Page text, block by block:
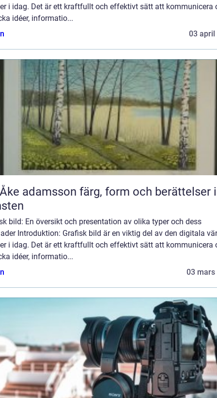
i idag. Det är ett kraftfullt och effektivt sätt att kommunicera
idéer, informatio...
03 april
färg, form och berättelser i
bild: En översikt och presentation av olika typer och dess
Introduktion: Grafisk bild är en viktig del av den digitala
i idag. Det är ett kraftfullt och effektivt sätt att kommunicera
idéer, informatio...
03 mars